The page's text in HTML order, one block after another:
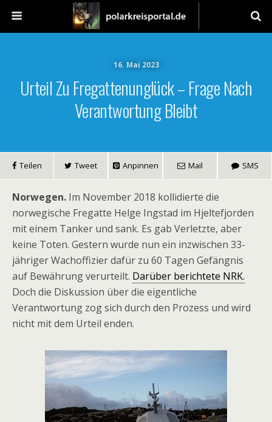
16. Mai 2023
Urteil Zu Fregattenunglück – Frage Nach
Verantwortung Bleibt
Teilen Tweet Anpinnen Mail SMS
Norwegen. Im November 2018 kollidierte die
norwegische Fregatte Helge Ingstad im Hjeltefjorden
mit einem Tanker und sank. Es gab Verletzte, aber
keine Toten. Gestern wurde nun ein inzwischen 33-
jähriger Wachoffizier dafür zu 60 Tagen Gefängnis
auf Bewährung verurteilt. Darüber berichtete NRK.
Doch die Diskussion über die eigentliche
Verantwortung zog sich durch den Prozess und wird
nicht mit dem Urteil enden.